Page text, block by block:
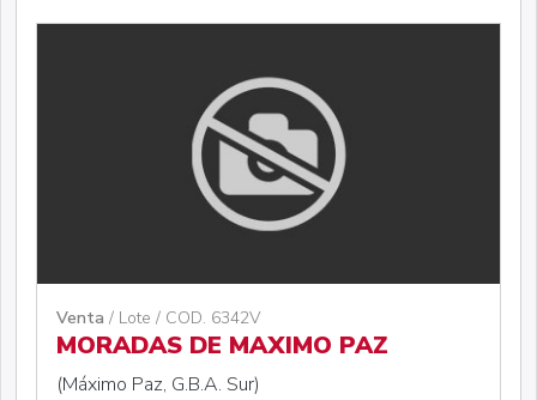
Venta / Lote / COD. 6342V
MORADAS DE MAXIMO PAZ
(Máximo Paz, G.B.A. Sur)